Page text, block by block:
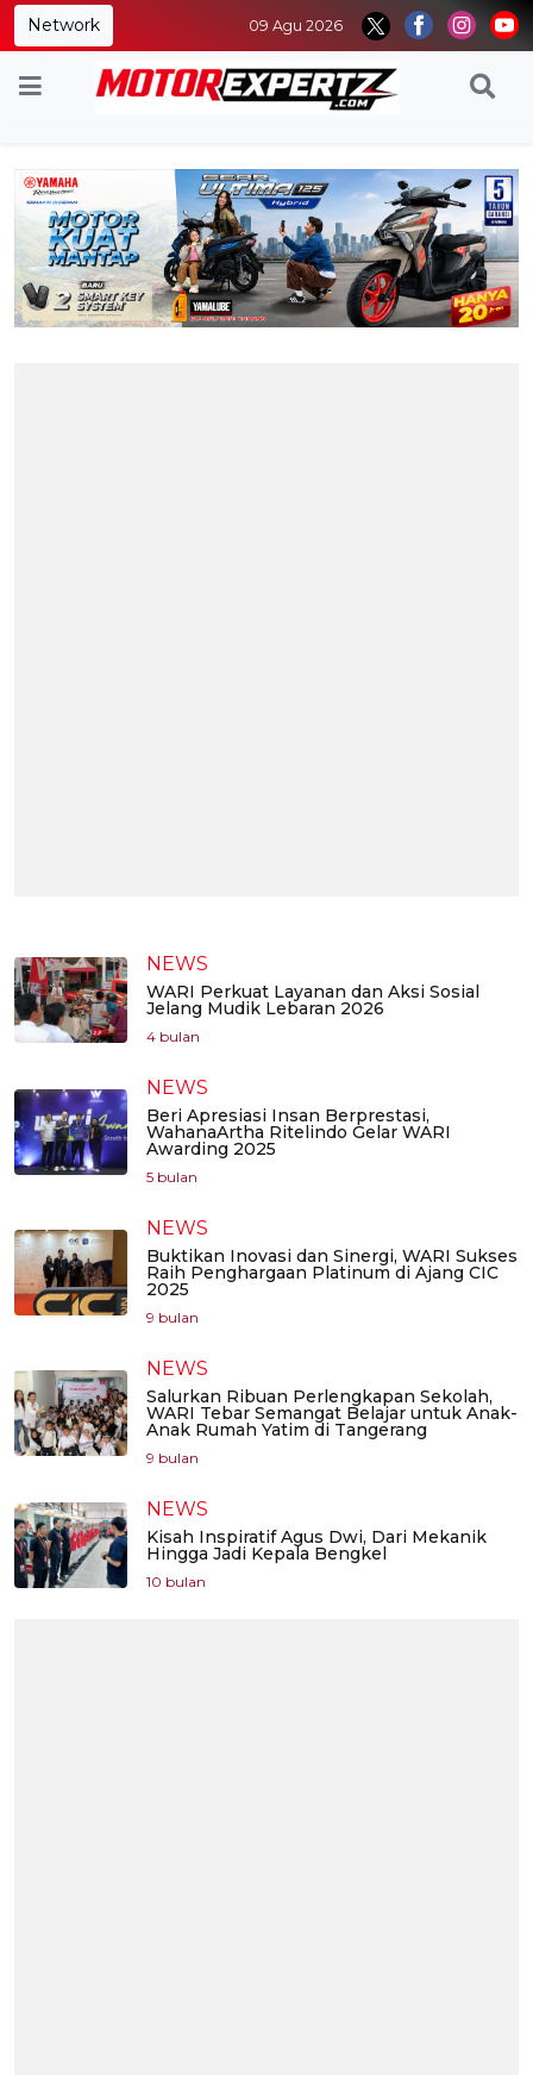
Network 09 Agu 2026
NEWS
WARI Perkuat Layanan dan Aksi Sosial
Jelang Mudik Lebaran 2026
4 bulan
NEWS
Beri Apresiasi Insan Berprestasi,
WahanaArtha Ritelindo Gelar WARI
Awarding 2025
5 bulan
NEWS
Buktikan Inovasi dan Sinergi, WARI Sukses
Raih Penghargaan Platinum di Ajang CIC
2025
9 bulan
NEWS
Salurkan Ribuan Perlengkapan Sekolah,
WARI Tebar Semangat Belajar untuk Anak-
Anak Rumah Yatim di Tangerang
9 bulan
NEWS
Kisah Inspiratif Agus Dwi, Dari Mekanik
Hingga Jadi Kepala Bengkel
10 bulan